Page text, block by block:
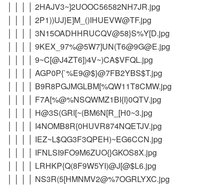
│ │ │ │ 2HAJV3~]2UOOC56582NH7JR.jpg
│ │ │ │ 2P1))UJ}E]M_()IHUEVW@TF.jpg
│ │ │ │ 3N15OADHHRUCQV@58}S%Y[D.jpg
│ │ │ │ 9KEX_97%@5W7]UN(T6@9G@E.jpg
│ │ │ │ 9~C[@J4ZT6])4V~)CA$VFQL.jpg
│ │ │ │ AGP0P{`%E9@$}@7FB2YBS$T.jpg
│ │ │ │ B9R8PGJMGLBM[%QW11T8CMW.jpg
│ │ │ │ F7A[%@%NSQWMZ1BI{I}0QTV.jpg
│ │ │ │ H@3S(GRI[~(BM6N[R_[H0~3.jpg
│ │ │ │ I4NOMB8R{0HUVR874NQETJV.jpg
│ │ │ │ IEZ~L$QG3F3QPEH)~EG6CCN.jpg
│ │ │ │ IFNLSI9FO9M6ZUO{}GKOS8X.jpg
│ │ │ │ LRHKP{Q(8F9W5YI)@J[@$L6.jpg
│ │ │ │ NS3R(5[HMNMV2@%7OGRLYXC.jpg